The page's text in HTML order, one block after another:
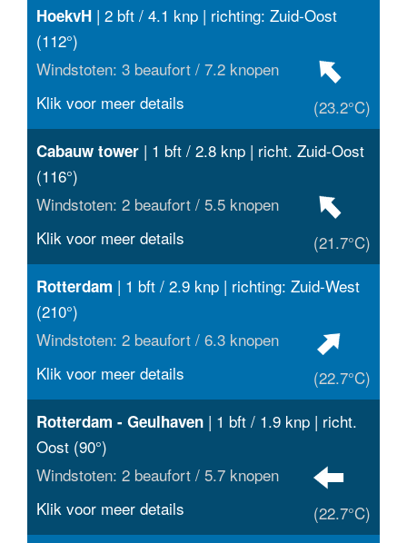
HoekvH | 2 bft / 4.1 knp | richting: Zuid-Oost
(112°)
Windstoten: 3 beaufort / 7.2 knopen
(23.2°C)
Klik voor meer details
Cabauw tower | 1 bft / 2.8 knp | richt. Zuid-Oost
(116°)
Windstoten: 2 beaufort / 5.5 knopen
(21.7°C)
Klik voor meer details
Rotterdam | 1 bft / 2.9 knp | richting: Zuid-West
(210°)
Windstoten: 2 beaufort / 6.3 knopen
(22.7°C)
Klik voor meer details
Rotterdam - Geulhaven | 1 bft / 1.9 knp | richt.
Oost (90°)
Windstoten: 2 beaufort / 5.7 knopen
(22.7°C)
Klik voor meer details